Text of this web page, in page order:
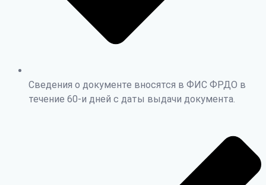
Сведения о документе вносятся в ФИС ФРДО в
течение 60-и дней с даты выдачи документа.